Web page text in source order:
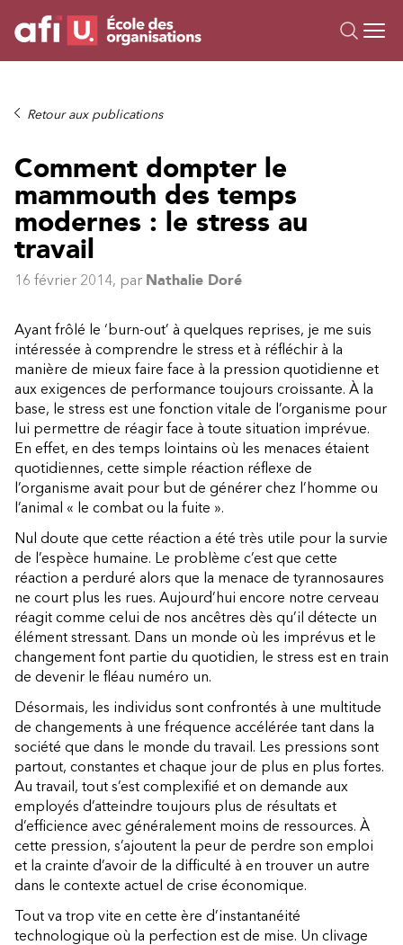
Formations
Sur mesure
À propos
Ressources
Retour aux publications
Comment dompter le
mammouth des temps
modernes : le stress au
travail
16 février 2014, par Nathalie Doré
Ayant frôlé le ‘burn-out’ à quelques reprises, je me suis
intéressée à comprendre le stress et à réfléchir à la
manière de mieux faire face à la pression quotidienne et
aux exigences de performance toujours croissante. À la
base, le stress est une fonction vitale de l’organisme pour
lui permettre de réagir face à toute situation imprévue.
En effet, en des temps lointains où les menaces étaient
quotidiennes, cette simple réaction réflexe de
l’organisme avait pour but de générer chez l’homme ou
l’animal « le combat ou la fuite ».
Nul doute que cette réaction a été très utile pour la survie
de l’espèce humaine. Le problème c’est que cette
réaction a perduré alors que la menace de tyrannosaures
ne court plus les rues. Aujourd’hui encore notre cerveau
réagit comme celui de nos ancêtres dès qu’il détecte un
élément stressant. Dans un monde où les imprévus et le
changement font partie du quotidien, le stress est en train
de devenir le fléau numéro un.
Désormais, les individus sont confrontés à une multitude
de changements à une fréquence accélérée tant dans la
société que dans le monde du travail. Les pressions sont
partout, constantes et chaque jour de plus en plus fortes.
Au travail, tout s’est complexifié et on demande aux
employés d’atteindre toujours plus de résultats et
d’efficience avec généralement moins de ressources. À
cette pression, s’ajoutent la peur de perdre son emploi
et la crainte d’avoir de la difficulté à en trouver un autre
dans le contexte actuel de crise économique.
Tout va trop vite en cette ère d’instantanéité
technologique où la perfection est de mise. Un clivage